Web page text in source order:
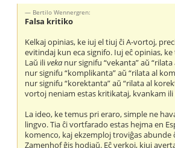
Bertilo Wennergren:
Falsa kritiko
Kelkaj opinias, ke iuj el tiuj ĉi A-vortoj,
evitindaj kun eca signifo. Iuj eĉ opinias,
Laŭ iliveka nur signifu “vekanta” aŭ
nur signifu “komplikanta” aŭ “rilata al
nur signifu “korektanta” aŭ “rilata al
vortoj neniam estas kritikataj, kvankam
La ideo, ke temus pri eraro, simple ne
lingvo. Tia ĉi vortfarado estas hejma en
komenco, kaj ekzemploj troviĝas abunde
Zamenhof ĝis hodiaŭ. Eĉ verkoj, kiuj